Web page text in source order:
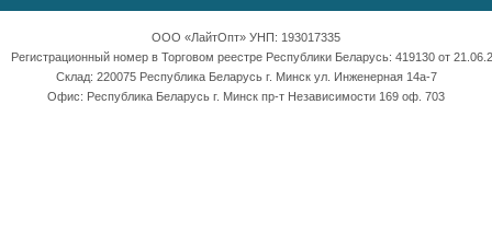
ООО «ЛайтОпт» УНП: 193017335
Регистрационный номер в Торговом реестре Республики Беларусь: 419130 от
Склад: 220075 Республика Беларусь г. Минск ул. Инженерная 14а-7
Офис: Республика Беларусь г. Минск пр-т Независимости 169 оф. 703